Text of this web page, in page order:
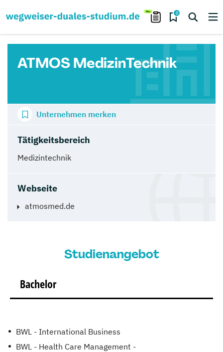
0
ATMOS MedizinTechnik
Tätigkeitsbereich
Medizintechnik
Webseite
atmosmed.de
Unternehmen merken
Studienangebot
Bachelor
BWL - International Business
BWL - Health Care Management -